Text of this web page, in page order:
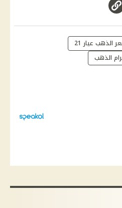
الذهب عيار 21
الذهب